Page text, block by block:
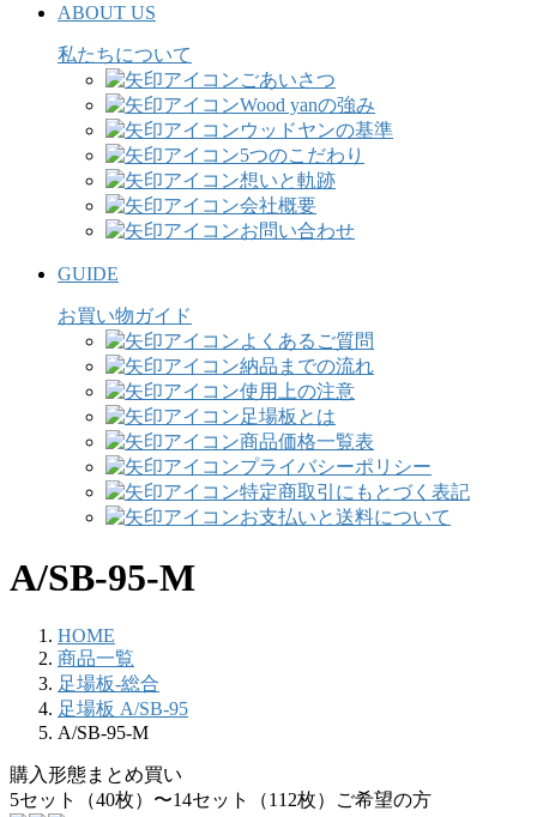
ABOUT US
私たちについて
ごあいさつ
Wood yanの強み
ウッドヤンの基準
5つのこだわり
想いと軌跡
会社概要
お問い合わせ
GUIDE
お買い物ガイド
よくあるご質問
納品までの流れ
使用上の注意
足場板とは
商品価格一覧表
プライバシーポリシー
特定商取引にもとづく表記
お支払いと送料について
A/SB-95-M
HOME
商品一覧
足場板-総合
足場板 A/SB-95
A/SB-95-M
購入形態まとめ買い
5セット（40枚）〜14セット（112枚）ご希望の方